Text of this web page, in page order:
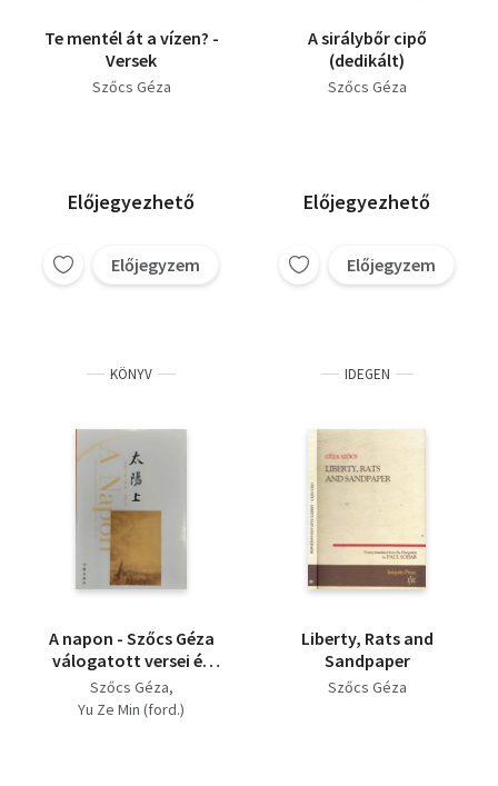
Te mentél át a vízen? -
Versek
Szőcs Géza
Előjegyezhető
Előjegyzem
A sirálybőr cipő
(dedikált)
Szőcs Géza
Előjegyezhető
Előjegyzem
KÖNYV
A napon - Szőcs Géza
válogatott versei és
írásai - 太陽上 [匈牙利]
苏契·盖佐 著 余泽民 译
Szőcs Géza
Yu Ze Min (ford.)
IDEGEN
Liberty, Rats and
Sandpaper
Szőcs Géza